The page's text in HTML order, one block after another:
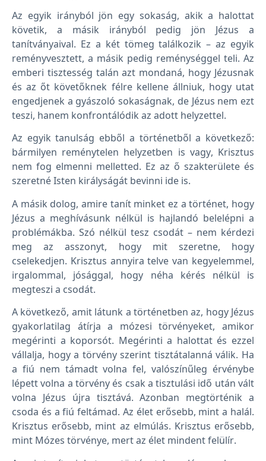
Az egyik irányból jön egy sokaság, akik a halottat
követik, a másik irányból pedig jön Jézus a
tanítványaival. Ez a két tömeg találkozik – az egyik
reményvesztett, a másik pedig reménységgel teli. Az
emberi tisztesség talán azt mondaná, hogy Jézusnak
és az őt követőknek félre kellene állniuk, hogy utat
engedjenek a gyászoló sokaságnak, de Jézus nem ezt
teszi, hanem konfrontálódik az adott helyzettel.
Az egyik tanulság ebből a történetből a következő:
bármilyen reménytelen helyzetben is vagy, Krisztus
nem fog elmenni melletted. Ez az ő szakterülete és
szeretné Isten királyságát bevinni ide is.
A másik dolog, amire tanít minket ez a történet, hogy
Jézus a meghívásunk nélkül is hajlandó belelépni a
problémákba. Szó nélkül tesz csodát – nem kérdezi
meg az asszonyt, hogy mit szeretne, hogy
cselekedjen. Krisztus annyira telve van kegyelemmel,
irgalommal, jósággal, hogy néha kérés nélkül is
megteszi a csodát.
A következő, amit látunk a történetben az, hogy Jézus
gyakorlatilag átírja a mózesi törvényeket, amikor
megérinti a koporsót. Megérinti a halottat és ezzel
vállalja, hogy a törvény szerint tisztátalanná válik. Ha
a fiú nem támadt volna fel, valószínűleg érvénybe
lépett volna a törvény és csak a tisztulási idő után vált
volna Jézus újra tisztává. Azonban megtörténik a
csoda és a fiú feltámad. Az élet erősebb, mint a halál.
Krisztus erősebb, mint az elmúlás. Krisztus erősebb,
mint Mózes törvénye, mert az élet mindent felülír.